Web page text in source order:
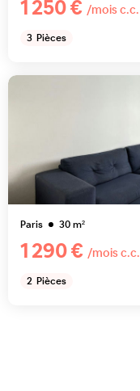
1 250 € /mois c.c.
3 Pièces
Paris 30m²
1 290 € /mois c.c.
2 Pièces